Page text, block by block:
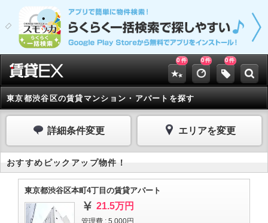
0 件 0件 0件
東京都渋谷区の賃貸マンション・アパートを探す
詳細条件変更 エリアを変更
おすすめピックアップ物件！
東京都渋谷区本町4丁目の賃貸アパート
21.5万円
管理費 : 5,000円